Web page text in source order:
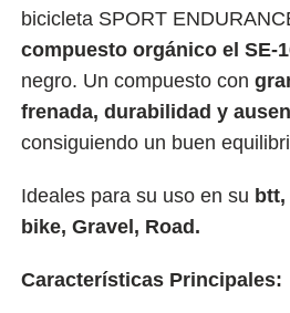
bicicleta SPORT
compuesto orgánico el SE-
negro. Un compuesto con
frenada, durabilidad y
consiguiendo un buen
Ideales para su uso en su btt,
bike, Gravel, Road.
Características Principales: